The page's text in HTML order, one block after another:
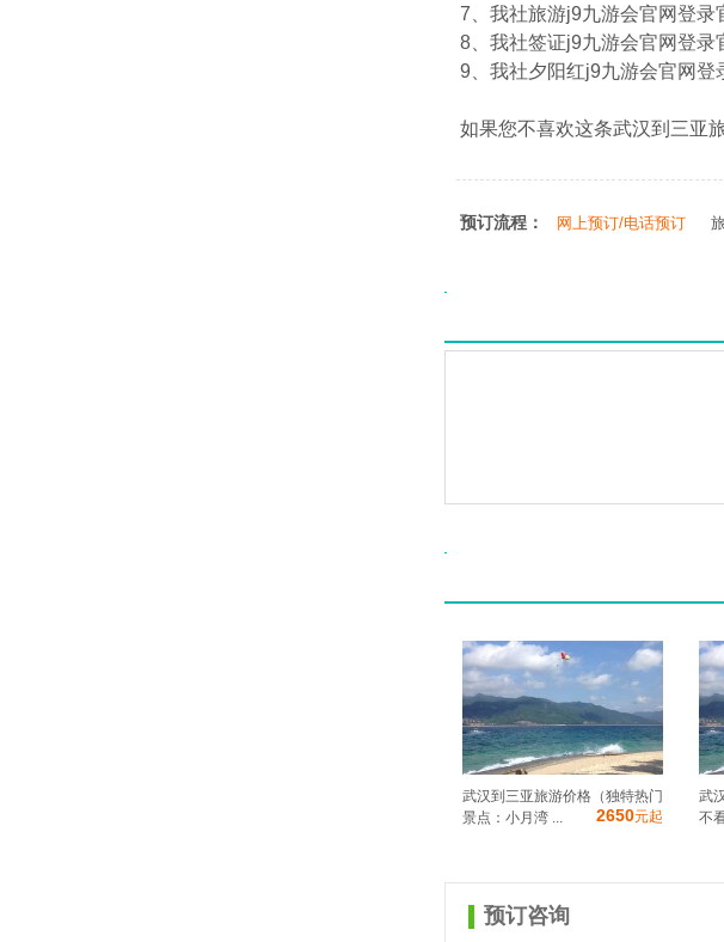
7、我社旅游j9九游会官网登录
8、我社签证j9九游会官网登录
9、我社夕阳红j9九游会官网登
如果您不喜欢这条武汉到三亚
预订流程： 网上预订/电话预订
武汉到三亚旅游价格（独特热门
景点：小月湾 ...
2650元起
武
不
预订咨询